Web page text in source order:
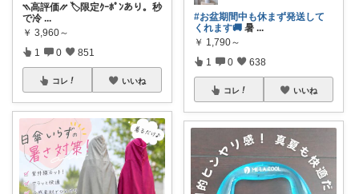
⳹高評価⳼ 🏷️限定ｸｰﾎﾟﾝあり。秒
で冷 ...
￥ 3,960～
1 0 851
コレ いいね
#お盆期間中も休まず発送して
くれます🚚 暑 ...
￥ 1,790～
1 0 638
コレ いいね